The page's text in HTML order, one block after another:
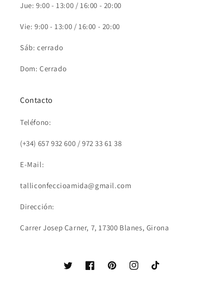
Jue: 9:00 - 13:00 / 16:00 - 20:00
Vie: 9:00 - 13:00 / 16:00 - 20:00
Sáb: cerrado
Dom: Cerrado
Contacto
Teléfono:
(+34) 657 932 600 / 972 33 61 38
E-Mail:
talliconfeccioamida@gmail.com
Dirección:
Carrer Josep Carner, 7, 17300 Blanes, Girona
TwitterFacebookPinterestInstagramTikTok